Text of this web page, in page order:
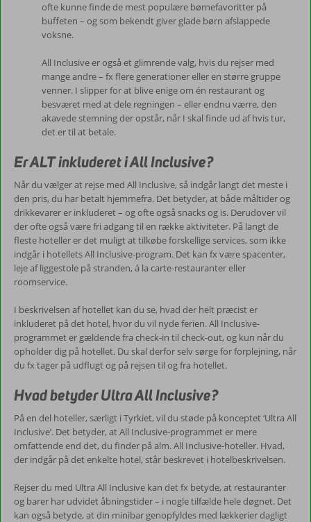
ofte kunne finde de mest populære børnefavoritter på
buffeten – og som bekendt giver glade børn afslappede
voksne.
All Inclusive er også et glimrende valg, hvis du rejser med
mange andre – fx flere generationer eller en større gruppe
venner. I slipper for at blive enige om én restaurant og
besværet med at dele regningen – eller endnu værre, den
akavede stemning der opstår, når I skal finde ud af hvis tur,
det er til at betale.
Er ALT inkluderet i All Inclusive?
Når du vælger at rejse med All Inclusive, så indgår langt det meste i
den pris, du har betalt hjemmefra. Det betyder, at både måltider og
drikkevarer er inkluderet – og ofte også snacks og is. Derudover vil
der ofte også være fri adgang til en række aktiviteter. På langt de
fleste hoteller er det muligt at tilkøbe forskellige services, som ikke
indgår i hotellets All Inclusive-program. Det kan fx være spacenter,
leje af liggestole på stranden, á la carte-restauranter eller
roomservice.
I beskrivelsen af hotellet kan du se, hvad der helt præcist er
inkluderet på det hotel, hvor du vil nyde ferien. All Inclusive-
programmet er gældende fra check-in til check-out, og kun når du
opholder dig på hotellet. Du skal derfor selv sørge for forplejning, når
du fx tager på udflugt og på rejsen til og fra hotellet.
Hvad betyder Ultra All Inclusive?
På en del hoteller, særligt i Tyrkiet, vil du støde på konceptet ‘Ultra All
Inclusive’. Det betyder, at All Inclusive-programmet er mere
omfattende end det, du finder på alm. All Inclusive-hoteller. Hvad,
der indgår på det enkelte hotel, står beskrevet i hotelbeskrivelsen.
Rejser du med Ultra All Inclusive kan det fx betyde, at restauranter
og barer har udvidet åbningstider – i nogle tilfælde hele døgnet. Det
kan også betyde, at din minibar genopfyldes med lækkerier dagligt